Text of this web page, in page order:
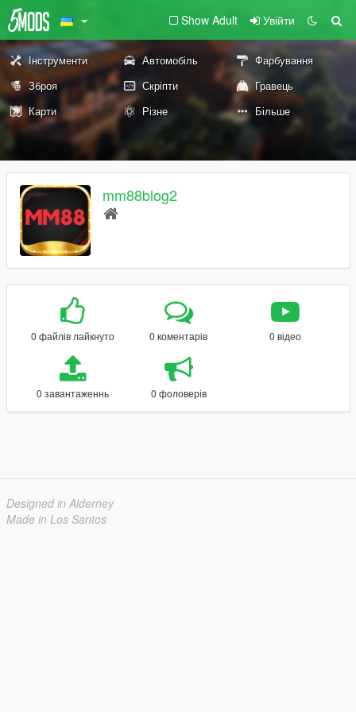
Show Adult Увійти
Інструменти Автомобіль
Фарбування
Зброя
Скріпти
Гравець
Карти
Різне Більше
mm88blog2
0 файлів лайкнуто 0 коментарів 0 відео
0 завантаженнь 0 фоловерів
Designed in Alderney
Made in Los Santos